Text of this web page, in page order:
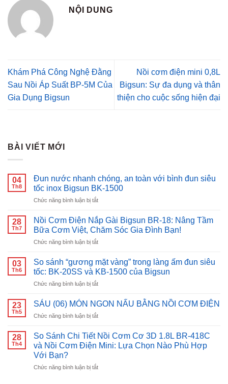
NỘI DUNG
Khám Phá Công Nghệ Đằng
Sau Nồi Áp Suất BP-5M Của
Gia Dụng Bigsun
Nồi cơm điện mini 0,8L
Bigsun: Sự đa dụng và thân
thiện cho cuộc sống hiện đại
BÀI VIẾT MỚI
04
Th8
Đun nước nhanh chóng, an toàn với bình đun siêu
tốc inox Bigsun BK-1500
Chức năng bình luận bị tắtở
nước
nhanh
chóng,
an
với
bình
siêu
inox
28
Th7
Nồi Cơm Điện Nắp Gài Bigsun BR-18: Nâng Tầm
Bữa Cơm Việt, Chăm Sóc Gia Đình Bạn!
Chức năng bình luận bị tắtở
Cơm
Điện
Nắp
Gài
BR-
Nâng
Bữa
Cơm
Sóc
03
Th6
So sánh “gương mặt vàng” trong làng ấm đun siêu
tốc: BK-20SS và KB-1500 của Bigsun
Chức năng bình luận bị tắtở
sánh
mặt
trong
làng
siêu
23
Th5
SÁU (06) MÓN NGON NẤU BẰNG NỒI CƠM ĐIỆN
Chức năng bình luận bị tắtở
(06)
MÓN
NGON
BẰNG
28
Th4
So Sánh Chi Tiết Nồi Cơm Cơ 3D 1.8L BR-418C
và Nồi Cơm Điện Mini: Lựa Chọn Nào Phù Hợp
Với Bạn?
Chức năng bình luận bị tắtở